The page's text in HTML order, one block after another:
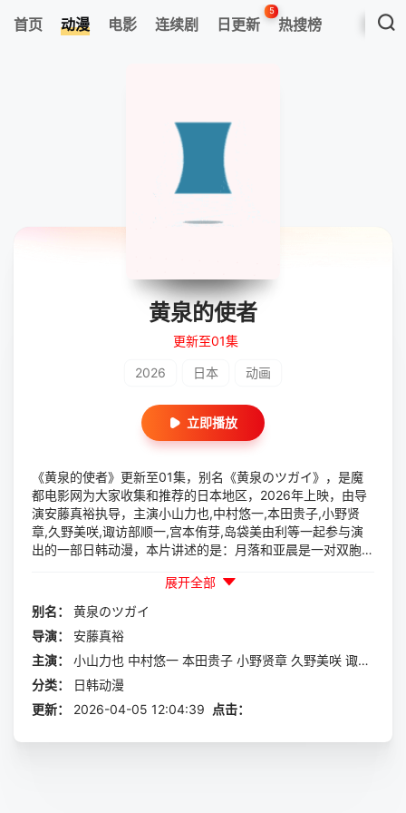
首页 动漫 电影 连续剧 日更新
5
热搜榜
黄泉的使者
更新至01集
2026 日本 动画
立即播放
《黄泉的使者》更新至01集，别名《黄泉のツガイ》，是魔
都电影网为大家收集和推荐的日本地区，2026年上映，由导
演安藤真裕执导，主演小山力也,中村悠一,本田贵子,小野贤
章,久野美咲,诹访部顺一,宫本侑芽,岛袋美由利等一起参与演
出的一部日韩动漫，本片讲述的是：月落和亚晨是一对双胞胎
隔夜与昼的双子”。他们拥有获得特殊力量的资格，一场围绕
他们的双使战斗也随之展开。双使是一种成对的存在，被人类
冠以“幽灵”、...
展开全部
别名：
黄泉のツガイ
导演：
安藤真裕
主演：
小山力也 中村悠一 本田贵子 小野贤章 久野美咲 诹访部顺一
分类：
日韩动漫
更新：
2026-04-05 12:04:39 点击：